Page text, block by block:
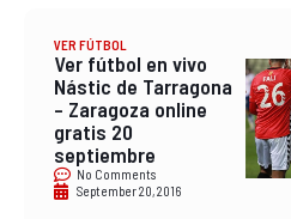
VER FÚTBOL
Ver fútbol en vivo
Nástic de Tarragona
– Zaragoza online
gratis 20
septiembre
No Comments
September 20, 2016